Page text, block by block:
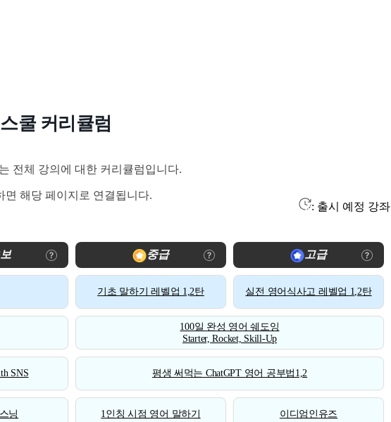
쿨 커리큘럼
전체 강의에 대한 커리큘럼입니다.
면 해당 페이지로 연결됩니다.
: 출시 예정 강좌
중급 고급
기초 말하기 레벨업 1,2탄 실전 영어식사고 레벨업 1,2탄
100일 완성 영어 쉐도잉
Starter, Rocket, Skill-Up
SNS 평생 써먹는 ChatGPT 영어 공부법1,2
닝 1인칭 시점 영어 말하기 이디엄인유즈